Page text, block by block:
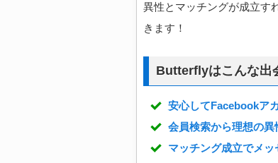
異性とマッチングが成立す
きます！
Butterflyはこんな出
安心してFacebookア
会員検索から理想の異
マッチング成立でメ